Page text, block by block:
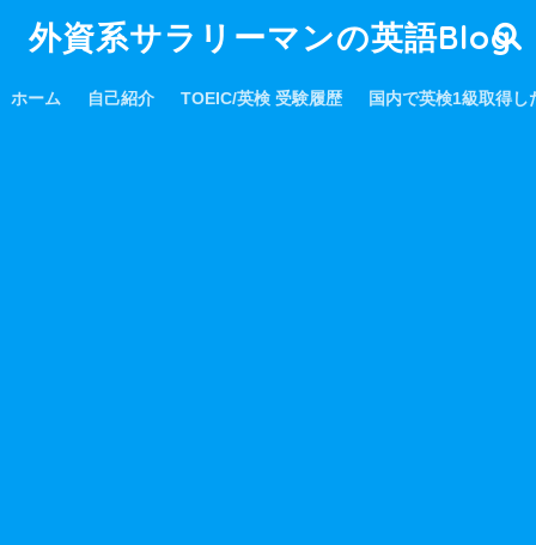
外資系サラリーマンの英語Blog
ホーム 自己紹介 TOEIC/英検 受験履歴 国内で英検1級取得し